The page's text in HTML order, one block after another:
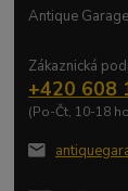
Antique Garage
Zákaznická
+420 608
(Po-Čt, 10-18